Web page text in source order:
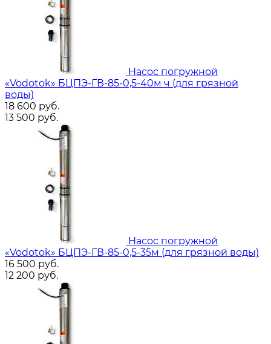
Насос погружной
«Vodotok» БЦПЭ-ГВ-85-0,5-40м ч (для грязной
воды)
18 600 руб.
13 500 руб.
Насос погружной
«Vodotok» БЦПЭ-ГВ-85-0,5-35м (для грязной воды)
16 500 руб.
12 200 руб.